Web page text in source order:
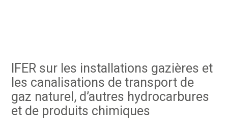
IFER sur les installations gazières et
les canalisations de transport de
gaz naturel, d’autres hydrocarbures
et de produits chimiques